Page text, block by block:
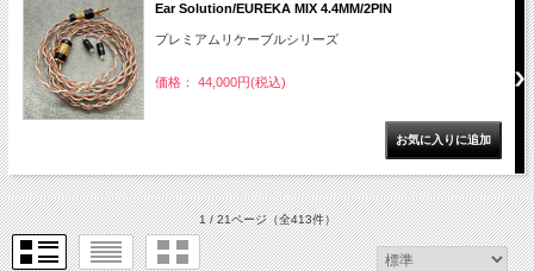
Ear Solution/EUREKA MIX 4.4MM/2PIN
プレミアムリケーブルシリーズ
価格： 44,000円(税込)
1 / 21ページ（全413件）